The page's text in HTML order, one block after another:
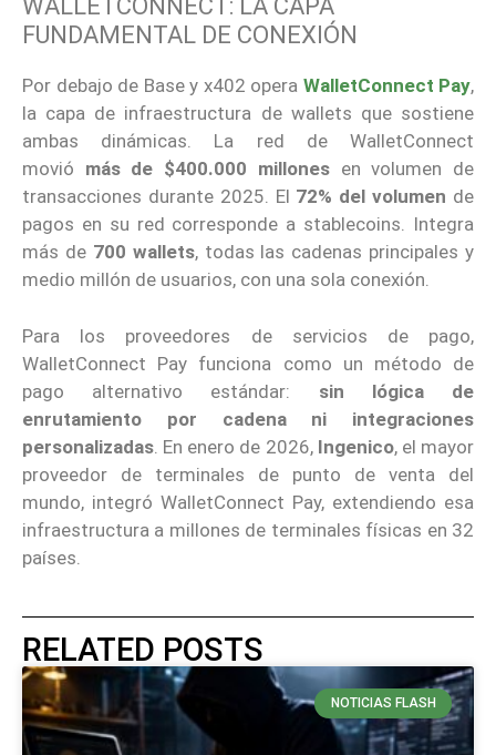
WALLETCONNECT: LA CAPA
FUNDAMENTAL DE CONEXIÓN
Por debajo de Base y x402 opera WalletConnect Pay,
la capa de infraestructura de wallets que sostiene
ambas dinámicas. La red de WalletConnect
movió más de $400.000 millonesen volumen de
transacciones durante 2025. El 72% del volumen de
pagos en su red corresponde a stablecoins. Integra
más de 700 wallets, todas las cadenas principales y
medio millón de usuarios, con una sola conexión.
Para los proveedores de servicios de pago,
WalletConnect Pay funciona como un método de
pago alternativo estándar: sin lógica de
enrutamiento por cadena ni integraciones
personalizadas . En enero de 2026, Ingenico, el mayor
proveedor de terminales de punto de venta del
mundo, integró WalletConnect Pay, extendiendo esa
infraestructura a millones de terminales físicas en 32
países.
RELATED POSTS
NOTICIAS FLASH